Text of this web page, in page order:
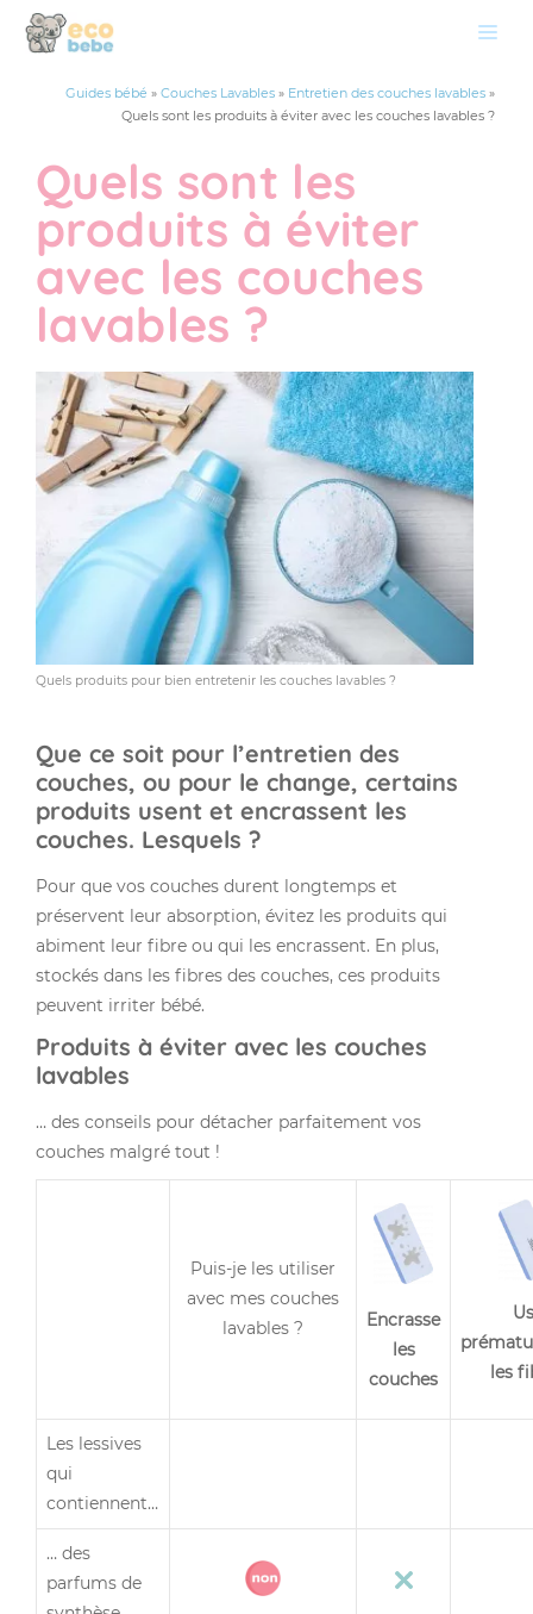
Aller
Guides bébé » Couches Lavables» Entretien des couches lavables»
Quels sont les produits à éviter avec les couches lavables ?
Quels sont les
produits à éviter
avec les couches
lavables ?
Quels produits pour bien entretenir les couches lavables ?
Que ce soit pour l’entretien des
couches, ou pour le change, certains
produits usent et encrassent les
couches. Lesquels ?
Pour que vos couches durent longtemps et
préservent leur absorption, évitez les produits qui
abiment leur fibre ou qui les encrassent. En plus,
stockés dans les fibres des couches, ces produits
peuvent irriter bébé.
Produits à éviter avec les couches
lavables
… des conseils pour détacher parfaitement vos
couches malgré tout !
Puis-je les utiliser
avec mes couches
lavables ?
Encrasse
les
couches
les
Les lessives
qui
contiennent…
… des
parfums de